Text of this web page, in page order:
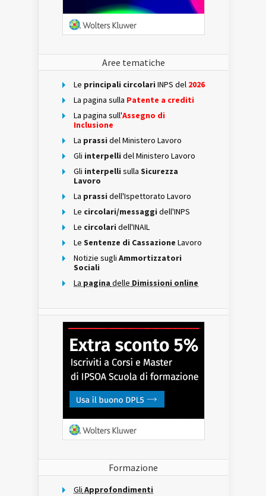
Aree tematiche
Le principali circolari INPS del 2026
La pagina sulla Patente a crediti
La pagina sull'Assegno di
Inclusione
La prassi del Ministero Lavoro
Gli interpelli del Ministero Lavoro
Gli interpelli sulla Sicurezza
Lavoro
La prassi dell'Ispettorato Lavoro
Le circolari/messaggi dell'INPS
Le circolari dell'INAIL
Le Sentenze di Cassazione Lavoro
Notizie sugli Ammortizzatori
Sociali
La pagina delle Dimissioni online
Formazione
Gli Approfondimenti